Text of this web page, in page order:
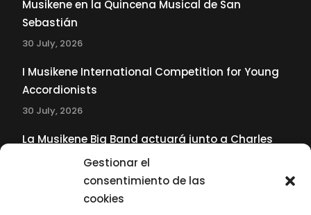
Gestionar el
consentimiento de las
cookies
Musikene en la Quincena Musical de San
Sebastián
30 July, 2026
I Musikene International Competition for Young
Accordionists
30 July, 2026
La Musikene Big Band actuará junto a Charles
Tolliver en el 61 Jazzaldia